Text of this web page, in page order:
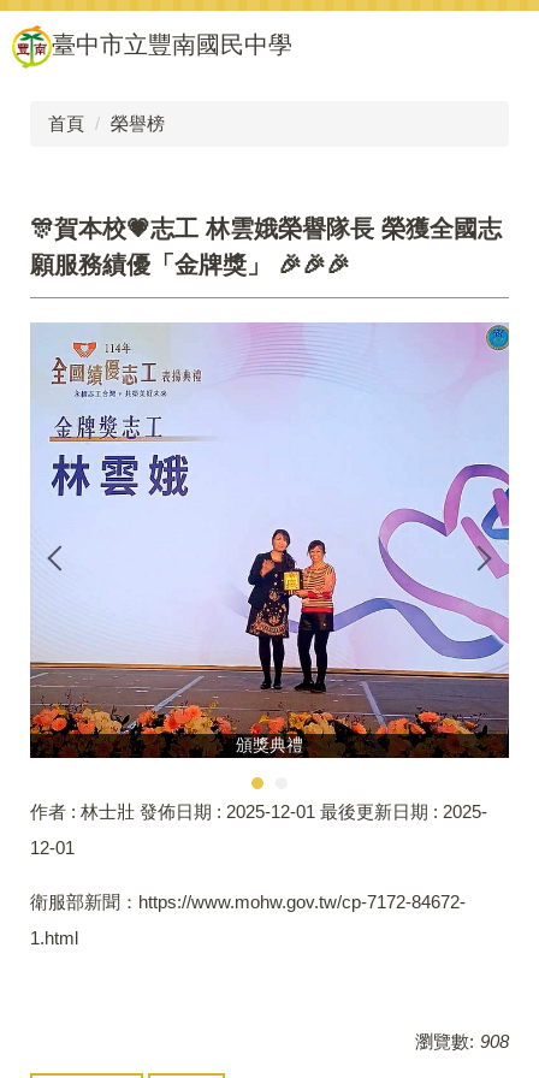
跳
到
主
臺中市立豐南國民中學
首頁 榮譽榜
🎊賀本校💗志工 林雲娥榮譽隊長 榮獲全國志
願服務績優「金牌獎」 🎉🎉🎉
頒獎典禮
作者 : 林士壯 發佈日期 : 2025-12-01 最後更新日期 : 2025-
12-01
衛服部新聞：https://www.mohw.gov.tw/cp-7172-84672-
1.html
瀏覽數: 908